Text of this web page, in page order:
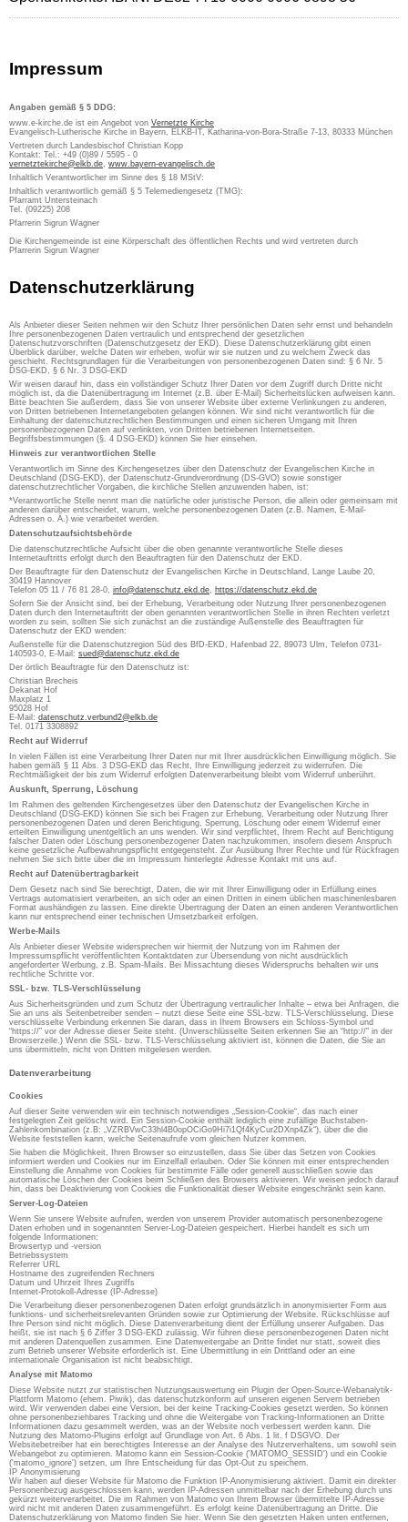
Impressum
Angaben gemäß § 5 DDG:
www.e-kirche.de ist ein Angebot von Vernetzte Kirche
Evangelisch-Lutherische Kirche in Bayern, ELKB-IT, Katharina-von-Bora-Straße 7-13, 80333 München
Vertreten durch Landesbischof Christian Kopp
Kontakt: Tel.: +49 (0)89 / 5595 - 0
vernetztekirche@elkb.de, www.bayern-evangelisch.de
Inhaltlich Verantwortlicher im Sinne des § 18 MStV:
Inhaltlich verantwortlich gemäß § 5 Telemediengesetz (TMG):
Pfarramt Untersteinach
Tel. (09225) 208
Pfarrerin Sigrun Wagner
Die Kirchengemeinde ist eine Körperschaft des öffentlichen Rechts und wird vertreten durch
Pfarrerin Sigrun Wagner
Datenschutzerklärung
Als Anbieter dieser Seiten nehmen wir den Schutz Ihrer persönlichen Daten sehr ernst und behandeln
Ihre personenbezogenen Daten vertraulich und entsprechend der gesetzlichen
Datenschutzvorschriften (Datenschutzgesetz der EKD). Diese Datenschutzerklärung gibt einen
Überblick darüber, welche Daten wir erheben, wofür wir sie nutzen und zu welchem Zweck das
geschieht. Rechtsgrundlagen für die Verarbeitungen von personenbezogenen Daten sind: § 6 Nr. 5
DSG-EKD, § 6 Nr. 3 DSG-EKD
Wir weisen darauf hin, dass ein vollständiger Schutz Ihrer Daten vor dem Zugriff durch Dritte nicht
möglich ist, da die Datenübertragung im Internet (z.B. über E-Mail) Sicherheitslücken aufweisen kann.
Bitte beachten Sie außerdem, dass Sie von unserer Website über externe Verlinkungen zu anderen,
von Dritten betriebenen Internetangeboten gelangen können. Wir sind nicht verantwortlich für die
Einhaltung der datenschutzrechtlichen Bestimmungen und einen sicheren Umgang mit Ihren
personenbezogenen Daten auf verlinkten, von Dritten betriebenen Internetseiten.
Begriffsbestimmungen (§. 4 DSG-EKD) können Sie hier einsehen.
Hinweis zur verantwortlichen Stelle
Verantwortlich im Sinne des Kirchengesetzes über den Datenschutz der Evangelischen Kirche in
Deutschland (DSG-EKD), der Datenschutz-Grundverordnung (DS-GVO) sowie sonstiger
datenschutzrechtlicher Vorgaben, die kirchliche Stellen anzuwenden haben, ist:
*Verantwortliche Stelle nennt man die natürliche oder juristische Person, die allein oder gemeinsam mit
anderen darüber entscheidet, warum, welche personenbezogenen Daten (z.B. Namen, E-Mail-
Adressen o. Ä.) wie verarbeitet werden.
Datenschutzaufsichtsbehörde
Die datenschutzrechtliche Aufsicht über die oben genannte verantwortliche Stelle dieses
Internetauftritts erfolgt durch den Beauftragten für den Datenschutz der EKD.
Der Beauftragte für den Datenschutz der Evangelischen Kirche in Deutschland, Lange Laube 20,
30419 Hannover
Telefon 05 11 / 76 81 28-0, info@datenschutz.ekd.de, https://datenschutz.ekd.de
Sofern Sie der Ansicht sind, bei der Erhebung, Verarbeitung oder Nutzung Ihrer personenbezogenen
Daten durch den Internetauftritt der oben genannten verantwortlichen Stelle in ihren Rechten verletzt
worden zu sein, sollten Sie sich zunächst an die zuständige Außenstelle des Beauftragten für
Datenschutz der EKD wenden:
Außenstelle für die Datenschutzregion Süd des BfD-EKD, Hafenbad 22, 89073 Ulm, Telefon 0731-
140593-0, E-Mail: sued@datenschutz.ekd.de
Der örtlich Beauftragte für den Datenschutz ist:
Christian Brecheis
Dekanat Hof
Maxplatz 1
95028 Hof
E-Mail: datenschutz.verbund2@elkb.de
Tel. 0171 3308892
Recht auf Widerruf
In vielen Fällen ist eine Verarbeitung Ihrer Daten nur mit Ihrer ausdrücklichen Einwilligung möglich. Sie
haben gemäß § 11 Abs. 3 DSG-EKD das Recht, Ihre Einwilligung jederzeit zu widerrufen. Die
Rechtmäßigkeit der bis zum Widerruf erfolgten Datenverarbeitung bleibt vom Widerruf unberührt.
Auskunft, Sperrung, Löschung
Im Rahmen des geltenden Kirchengesetzes über den Datenschutz der Evangelischen Kirche in
Deutschland (DSG-EKD) können Sie sich bei Fragen zur Erhebung, Verarbeitung oder Nutzung Ihrer
personenbezogenen Daten und deren Berichtigung, Sperrung, Löschung oder einem Widerruf einer
erteilten Einwilligung unentgeltlich an uns wenden. Wir sind verpflichtet, Ihrem Recht auf Berichtigung
falscher Daten oder Löschung personenbezogener Daten nachzukommen, insofern diesem Anspruch
keine gesetzliche Aufbewahrungspflicht entgegensteht. Zur Ausübung Ihrer Rechte und für Rückfragen
nehmen Sie sich bitte über die im Impressum hinterlegte Adresse Kontakt mit uns auf.
Recht auf Datenübertragbarkeit
Dem Gesetz nach sind Sie berechtigt, Daten, die wir mit Ihrer Einwilligung oder in Erfüllung eines
Vertrags automatisiert verarbeiten, an sich oder an einen Dritten in einem üblichen maschinenlesbaren
Format aushändigen zu lassen. Eine direkte Übertragung der Daten an einen anderen Verantwortlichen
kann nur entsprechend einer technischen Umsetzbarkeit erfolgen.
Werbe-Mails
Als Anbieter dieser Website widersprechen wir hiermit der Nutzung von im Rahmen der
Impressumspflicht veröffentlichten Kontaktdaten zur Übersendung von nicht ausdrücklich
angeforderter Werbung, z.B. Spam-Mails. Bei Missachtung dieses Widerspruchs behalten wir uns
rechtliche Schritte vor.
SSL- bzw. TLS-Verschlüsselung
Aus Sicherheitsgründen und zum Schutz der Übertragung vertraulicher Inhalte – etwa bei Anfragen, die
Sie an uns als Seitenbetreiber senden – nutzt diese Seite eine SSL-bzw. TLS-Verschlüsselung. Diese
verschlüsselte Verbindung erkennen Sie daran, dass in Ihrem Browsers ein Schloss-Symbol und
“https://” vor der Adresse dieser Seite steht. (Unverschlüsselte Seiten erkennen Sie an “http://” in der
Browserzeile.) Wenn die SSL- bzw. TLS-Verschlüsselung aktiviert ist, können die Daten, die Sie an
uns übermitteln, nicht von Dritten mitgelesen werden.
Datenverarbeitung
Cookies
Auf dieser Seite verwenden wir ein technisch notwendiges „Session-Cookie“, das nach einer
festgelegten Zeit gelöscht wird. Ein Session-Cookie enthält lediglich eine zufällige Buchstaben-
Zahlenkombination (z.B: „VZRBVwC33hl4B0opOCiGo9Hi7i1Qf4KyCur2DXnp4Zk“), über die die
Website feststellen kann, welche Seitenaufrufe vom gleichen Nutzer kommen.
Sie haben die Möglichkeit, Ihren Browser so einzustellen, dass Sie über das Setzen von Cookies
informiert werden und Cookies nur im Einzelfall erlauben. Oder Sie können mit einer entsprechenden
Einstellung die Annahme von Cookies für bestimmte Fälle oder generell ausschließen sowie das
automatische Löschen der Cookies beim Schließen des Browsers aktivieren. Wir weisen jedoch darauf
hin, dass bei Deaktivierung von Cookies die Funktionalität dieser Website eingeschränkt sein kann.
Server-Log-Dateien
Wenn Sie unsere Website aufrufen, werden von unserem Provider automatisch personenbezogene
Daten erhoben und in sogenannten Server-Log-Dateien gespeichert. Hierbei handelt es sich um
folgende Informationen:
Browsertyp und -version
Betriebssystem
Referrer URL
Hostname des zugreifenden Rechners
Datum und Uhrzeit Ihres Zugriffs
Internet-Protokoll-Adresse (IP-Adresse)
Die Verarbeitung dieser personenbezogenen Daten erfolgt grundsätzlich in anonymisierter Form aus
funktions- und sicherheitsrelevanten Gründen sowie zur Optimierung der Website. Rückschlüsse auf
Ihre Person sind nicht möglich. Diese Datenverarbeitung dient der Erfüllung unserer Aufgaben. Das
heißt, sie ist nach § 6 Ziffer 3 DSG-EKD zulässig. Wir führen diese personenbezogenen Daten nicht
mit anderen Datenquellen zusammen. Eine Datenweitergabe an Dritte findet nur statt, soweit dies
zum Betrieb unserer Website erforderlich ist. Eine Übermittlung in ein Drittland oder an eine
internationale Organisation ist nicht beabsichtigt.
Analyse mit Matomo
Diese Website nutzt zur statistischen Nutzungsauswertung ein Plugin der Open-Source-Webanalytik-
Plattform Matomo (ehem. Piwik), das datenschutzkonform auf unseren eigenen Servern betrieben
wird. Wir verwenden dabei eine Version, bei der keine Tracking-Cookies gesetzt werden. So können
ohne personenbeziehbares Tracking und ohne die Weitergabe von Tracking-Informationen an Dritte
Informationen dazu gesammelt werden, was an der Website noch verbessert werden kann. Die
Nutzung des Matomo-Plugins erfolgt auf Grundlage von Art. 6 Abs. 1 lit. f DSGVO. Der
Websitebetreiber hat ein berechtigtes Interesse an der Analyse des Nutzerverhaltens, um sowohl sein
Webangebot zu optimieren. Matomo kann ein Session-Cookie ('MATOMO_SESSID') und ein Cookie
('matomo_ignore') setzen, um Ihre Entscheidung für das Opt-Out zu speichern.
IP Anonymisierung
Wir haben auf dieser Website für Matomo die Funktion IP-Anonymisierung aktiviert. Damit ein direkter
Personenbezug ausgeschlossen kann, werden IP-Adressen unmittelbar nach der Erhebung durch uns
gekürzt weiterverarbeitet. Die im Rahmen von Matomo von Ihrem Browser übermittelte IP-Adresse
wird nicht mit anderen Daten zusammengeführt. Es erfolgt keine Datenübertragung an Dritte. Die
Datenschutzerklärung von Matomo finden Sie hier. Wenn Sie den gesetzten Haken unten entfernen,